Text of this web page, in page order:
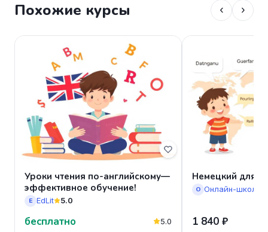
Похожие курсы ‹ ›
Уроки чтения по-английскому—
эффективное обучение!
E EdLit 5.0
бесплатно 5.0
Немецкий для
О
1 840 ₽